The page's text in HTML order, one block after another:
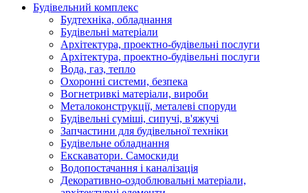
Будівельний комплекс
Будтехніка, обладнання
Будівельні матеріали
Архітектура, проектно-будівельні послуги
Архітектура, проектно-будівельні послуги
Вода, газ, тепло
Охоронні системи, безпека
Вогнетривкі матеріали, вироби
Металоконструкції, металеві споруди
Будівельні суміші, сипучі, в'яжучі
Запчастини для будівельної техніки
Будівельне обладнання
Екскаватори. Самоскиди
Водопостачання і каналізація
Декоративно-оздоблювальні матеріали,